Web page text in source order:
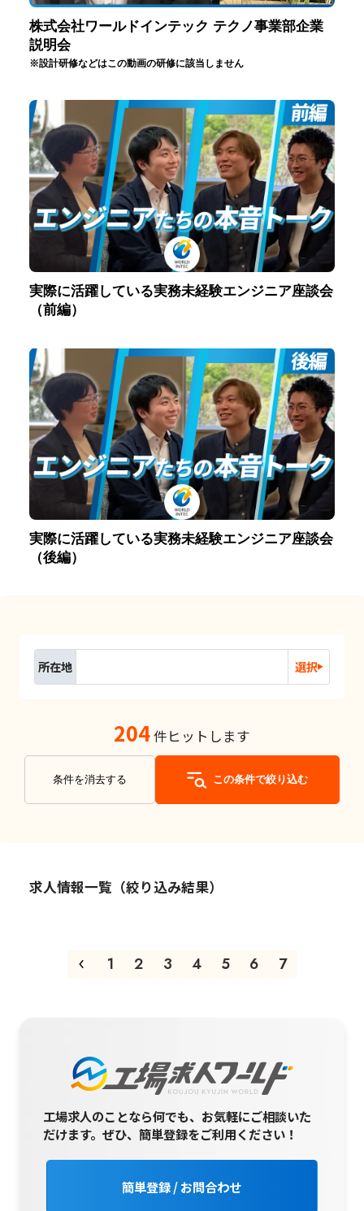
株式会社ワールドインテック テクノ事業部企業
説明会
※設計研修などはこの動画の研修に該当しません
実際に活躍している実務未経験エンジニア座談会
（前編）
実際に活躍している実務未経験エンジニア座談会
（後編）
所在地 選択
204件ヒットします
条件を消去する この条件で絞り込む
求人情報一覧（絞り込み結果）
1 2 3 4 5 6 7
工場求人のことなら何でも、お気軽にご相談いた
だけます。ぜひ、簡単登録をご利用ください！
簡単登録 / お問合わせ